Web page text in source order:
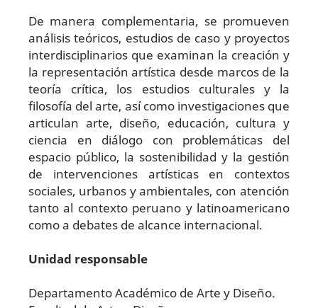
De manera complementaria, se promueven
análisis teóricos, estudios de caso y proyectos
interdisciplinarios que examinan la creación y
la representación artística desde marcos de la
teoría crítica, los estudios culturales y la
filosofía del arte, así como investigaciones que
articulan arte, diseño, educación, cultura y
ciencia en diálogo con problemáticas del
espacio público, la sostenibilidad y la gestión
de intervenciones artísticas en contextos
sociales, urbanos y ambientales, con atención
tanto al contexto peruano y latinoamericano
como a debates de alcance internacional.
Unidad responsable
Departamento Académico de Arte y Diseño.